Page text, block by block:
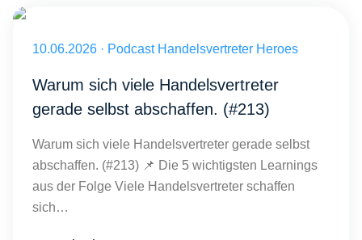
Veröffentlicht am 10.06.2026
10.06.2026 · Podcast Handelsvertreter Heroes
Warum sich viele Handelsvertreter
gerade selbst abschaffen. (#213)
Warum sich viele Handelsvertreter gerade selbst
abschaffen. (#213) 📌 Die 5 wichtigsten Learnings
aus der Folge Viele Handelsvertreter schaffen
sich…